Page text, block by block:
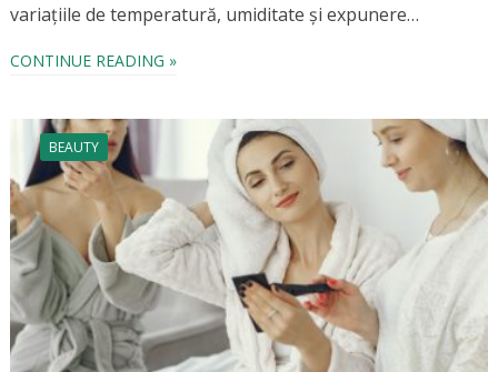
variațiile de temperatură, umiditate și expunere…
CONTINUE READING »
BEAUTY